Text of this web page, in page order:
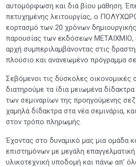
αυτομόρφωση και διά βίου μάθηση.
πετυχημένης λειτουργίας, ο
εορτασμό των 20 χρόνων
παρουσίας των εκδόσεων ΜΕΤΑΙΧΜΙΟ,
αρχή συμπεριλαμβάνοντας στις
πλούσιο και ανανεωμένο πρόγραμμα
Σεβόμενοι τις δύσκολες οικονομικές
διατηρούμε τα ίδια μειωμένα
των σεμιναρίων της προηγούμενης
χαμηλά δίδακτρα στα νέα σεμινάρια,
στον τρόπο πληρωμής.
Έχοντας στο δυναμικό μας μια ομάδα
επιστημόνων με μεγάλη
υλικοτεχνική υποδομή και πάνω απ’